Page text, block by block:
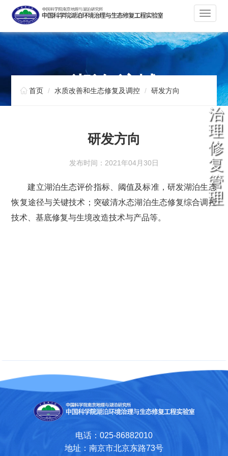
切
换
导
湖泊 流域
治
理
修
复
管
理
首页 水质改善和生态修复及调控 研发方向
研发方向
发布时间：2021年04月30日
建立湖泊生态评价指标、阈值及标准，研发湖泊生态
恢复途径与关键技术；突破清水态湖泊生态修复综合调控
技术、基底修复与生境改造技术与产品等。
电话：025-86882010
地址：南京市北京东路73号